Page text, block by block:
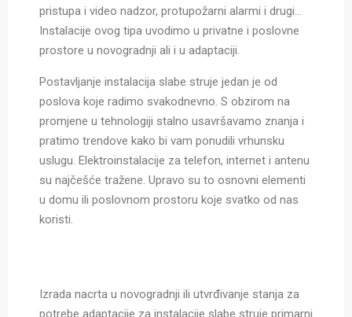
pristupa i video nadzor, protupožarni alarmi i drugi…
Instalacije ovog tipa uvodimo u privatne i poslovne
prostore u novogradnji ali i u adaptaciji.
Postavljanje instalacija slabe struje jedan je od
poslova koje radimo svakodnevno. S obzirom na
promjene u tehnologiji stalno usavršavamo znanja i
pratimo trendove kako bi vam ponudili vrhunsku
uslugu. Elektroinstalacije za telefon, internet i antenu
su najčešće tražene. Upravo su to osnovni elementi
u domu ili poslovnom prostoru koje svatko od nas
koristi.
Izrada nacrta u novogradnji ili utvrđivanje stanja za
potrebe adaptacije za instalacije slabe struje primarni